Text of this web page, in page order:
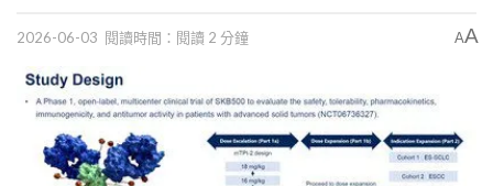
2026-06-03 閱讀時間：閱讀 2 分鐘 AA